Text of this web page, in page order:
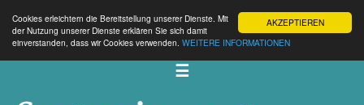
AKZEPTIEREN
Cookies erleichtern die Bereitstellung unserer Dienste. Mit
der Nutzung unserer Dienste erklären Sie sich damit
einverstanden, dass wir Cookies verwenden. WEITERE INFORMATIONEN
☰